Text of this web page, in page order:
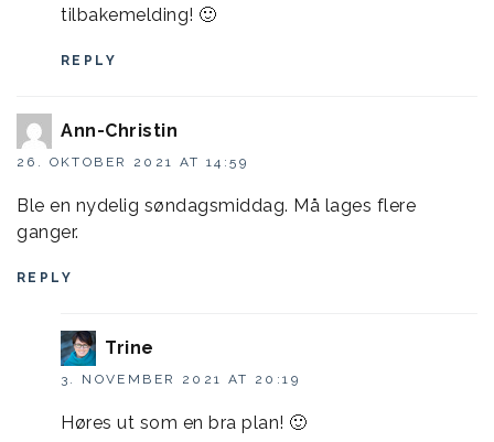
tilbakemelding! 🙂
REPLY
Ann-Christin
26. OKTOBER 2021 AT 14:59
Ble en nydelig søndagsmiddag. Må lages flere
ganger.
REPLY
Trine
3. NOVEMBER 2021 AT 20:19
Høres ut som en bra plan! 🙂